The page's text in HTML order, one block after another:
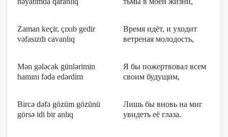
Zaman keçir, çıxıb gedir
vəfasızdı cavanlıq
Время идёт, и уходит
ветреная молодость,
Mən gələcək günlərimin
hamını fəda edərdim
Я бы пожертвовал всем
своим будущим,
Bircə dəfə gözüm gözünü
görsə idi bir anlıq
Лишь бы вновь на миг
увидеть её глаза.